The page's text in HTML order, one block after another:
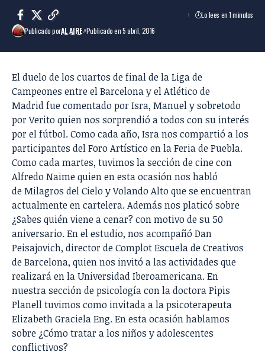
Publicado porAL AIRE Publicado en 5 abril, 2016
Lo lees en 1 minutos
El duelo de los cuartos de final de laLiga de
Campeones entre elBarcelonay elAtlético de
Madridfue comentado porIsra, Manuely sobretodo
porVerito quien nos sorprendió a todos con su interés
por el fútbol. Como cada año, Isra nos compartió a los
participantes delForo Artístico en laFeria de Puebla.
Como cada martes, tuvimos la sección de cine con
Alfredo Naime quien en esta ocasión nos habló
deMilagros del Cielo yVolando Alto que se encuentran
actualmente en cartelera. Además nos platicó sobre
¿Sabes quién viene a cenar? con motivo de su 50
aniversario. En el estudio, nos acompañó Dan
Peisajovich, director deComplot Escuela de Creativos
de Barcelona, quien nos invitó a las actividades que
realizará en laUniversidad Iberoamericana. En
nuestra sección de psicología con la doctora Pipis
Planell tuvimos como invitada a la psicoterapeuta
Elizabeth Graciela Eng. En esta ocasión hablamos
sobre ¿Cómo tratar a los niños y adolescentes
conflictivos?